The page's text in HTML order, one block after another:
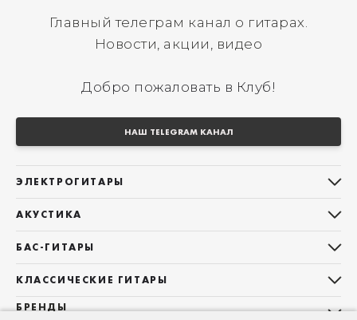
Главный телеграм канал о гитарах.
Новости, акции, видео
Добро пожаловать в Клуб!
НАШ TELEGRAM КАНАЛ
ЭЛЕКТРОГИТАРЫ
Telecaster
Les Paul
Superstrat
АКУСТИКА
Фолки (ОМ, 000, 00)
Гранд Аудиториум
БАС-ГИТАРЫ
Precision Bass
КЛАССИЧЕСКИЕ ГИТАРЫ
Все классические гитары
БРЕНДЫ